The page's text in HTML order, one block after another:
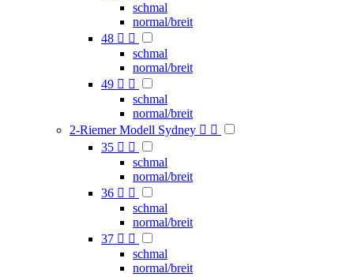
schmal
normal/breit
48  
schmal
normal/breit
49  
schmal
normal/breit
2-Riemer Modell Sydney  
35  
schmal
normal/breit
36  
schmal
normal/breit
37  
schmal
normal/breit